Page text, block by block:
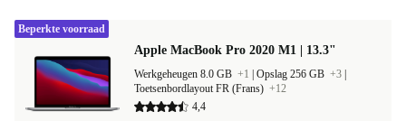
Apple MacBook Pro 2020 M1 | 13.3"
Werkgeheugen 8.0 GB +1 Opslag 256 GB +3
Toetsenbordlayout FR (Frans) +12
4,4
Beperkte voorraad